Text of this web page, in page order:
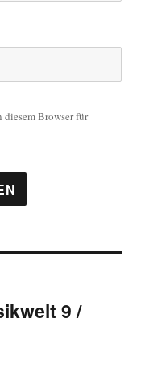
diesem Browser für
9 /